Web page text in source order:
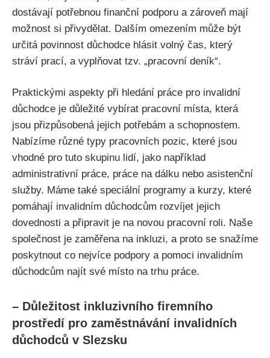
dostávají potřebnou finanční podporu a zároveň mají
možnost si přivydělat. Dalším omezením může být
určitá povinnost důchodce hlásit volný čas, který
stráví prací, a vyplňovat tzv. „pracovní deník“.
Praktickými aspekty při hledání práce pro invalidní
důchodce je důležité vybírat pracovní místa, která
jsou přizpůsobená jejich potřebám a schopnostem.
Nabízíme různé typy pracovních pozic, které jsou
vhodné pro tuto skupinu lidí, jako například
administrativní práce, práce na dálku nebo asistenční
služby. Máme také speciální programy a kurzy, které
pomáhají invalidním důchodcům rozvíjet jejich
dovednosti a připravit je na novou pracovní roli. Naše
společnost je zaměřena na inkluzi, a proto se snažíme
poskytnout co nejvíce podpory a pomoci invalidním
důchodcům najít své místo na trhu práce.
– Důležitost inkluzivního firemního
prostředí pro zaměstnávání invalidních
důchodců v Slezsku